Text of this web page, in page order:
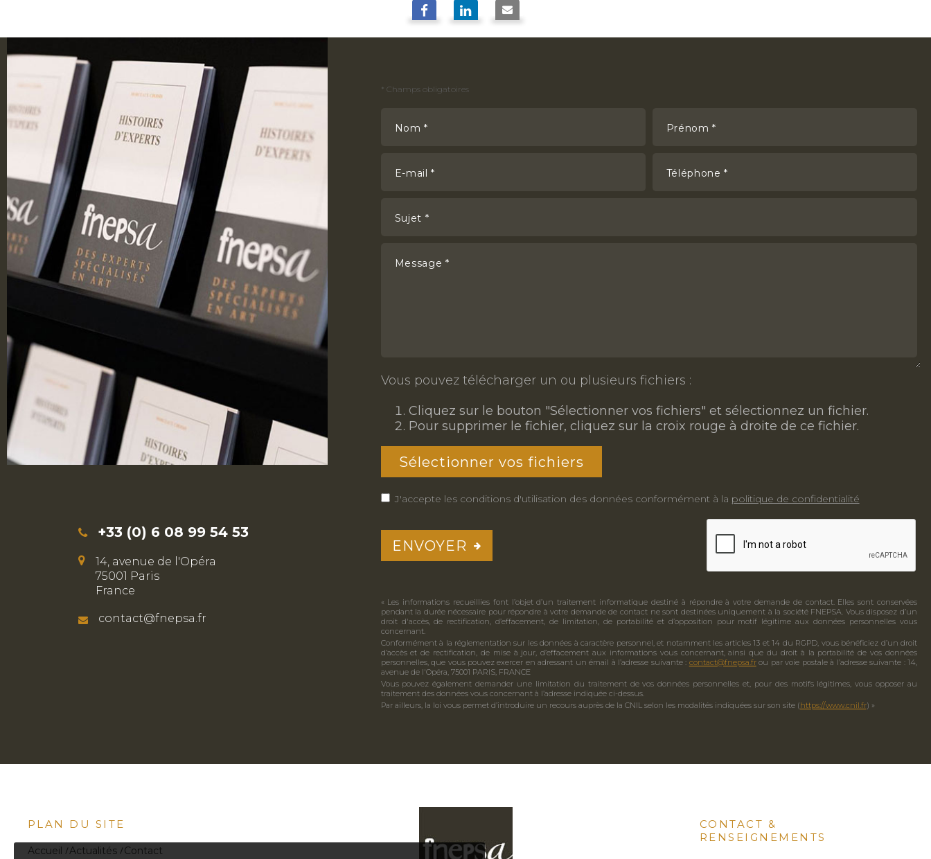
+33 (0) 6 08 99 54 53
14, avenue de l'Opéra
75001 Paris
France
contact@fnepsa.fr
* Champs obligatoires
Nom * Prénom *
E-mail * Téléphone *
Sujet *
Message *
Vous pouvez télécharger un ou plusieurs fichiers :
Cliquez sur le bouton "Sélectionner vos fichiers" et sélectionnez un fichier.
Pour supprimer le fichier, cliquez sur la croix rouge à droite de ce fichier.
Sélectionner vos fichiers
J'accepte les conditions d'utilisation des données conformément à la politique de confidentialité
ENVOYER
« Les informations recueillies font l’objet d’un traitement informatique destiné à répondre à votre demande de contact. Elles sont conservées
pendant la durée nécessaire pour répondre à votre demande de contact ne sont destinées uniquement à la société FNEPSA. Vous disposez d’un
droit d'accès, de rectification, d’effacement, de limitation, de portabilité et d’opposition pour motif légitime aux données personnelles vous
concernant.
Conformément à la réglementation sur les données à caractère personnel, et notamment les articles 13 et 14 du RGPD, vous bénéficiez d’un droit
d’accès et de rectification, de mise à jour, d’effacement aux informations vous concernant, ainsi que du droit à la portabilité de vos données
personnelles, que vous pouvez exercer en adressant un émail à l’adresse suivante : contact@fnepsa.frou par voie postale à l’adresse suivante : 14,
avenue de l'Opéra, 75001 PARIS, FRANCE
Vous pouvez également demander une limitation du traitement de vos données personnelles et, pour des motifs légitimes, vous opposer au
traitement des données vous concernant à l’adresse indiquée ci-dessus.
Par ailleurs, la loi vous permet d’introduire un recours auprès de la CNIL selon les modalités indiquées sur son site (https://www.cnil.fr) »
PLAN DU SITE
Accueil Actualités Contact
CONTACT &
RENSEIGNEMENTS